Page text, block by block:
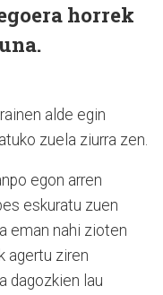
horrek
alde egin
zuela ziurra zen.
egon arren
eskuratu zuen
eman nahi zioten
agertu ziren
dagozkien lau